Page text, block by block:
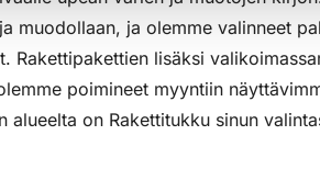
muodollaan, ja olemme valinneet
Rakettipakettien lisäksi
poimineet myyntiin
alueelta on Rakettitukku sinun